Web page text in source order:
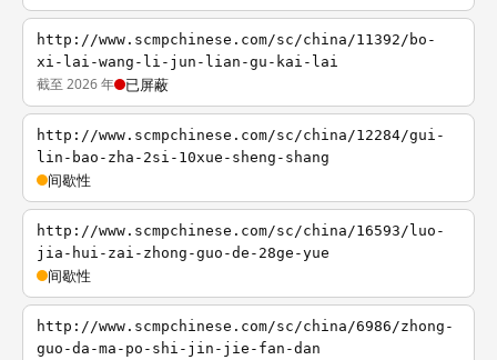
http://www.scmpchinese.com/sc/china/11392/bo-
xi-lai-wang-li-jun-lian-gu-kai-lai
截至 2026 年 已屏蔽
http://www.scmpchinese.com/sc/china/12284/gui-
lin-bao-zha-2si-10xue-sheng-shang
间歇性
http://www.scmpchinese.com/sc/china/16593/luo-
jia-hui-zai-zhong-guo-de-28ge-yue
间歇性
http://www.scmpchinese.com/sc/china/6986/zhong-
guo-da-ma-po-shi-jin-jie-fan-dan